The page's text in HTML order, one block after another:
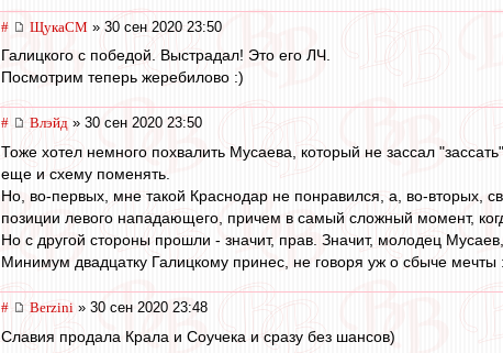
# ЩукаСМ » 30 сен 2020 23:50
Галицкого с победой. Выстрадал! Это его ЛЧ.
Посмотрим теперь жеребилово :)
# Влэйд » 30 сен 2020 23:50
Тоже хотел немного похвалить Мусаева, который не зассал
еще и схему поменять.
Но, во-первых, мне такой Краснодар не понравился, а, во-вторых,
позиции левого нападающего, причем в самый сложный момент,
Но с другой стороны прошли - значит, прав. Значит, молодец Мусаев,
Минимум двадцатку Галицкому принес, не говоря уж о сбыче мечты
# Berzini » 30 сен 2020 23:48
Славия продала Крала и Соучека и сразу без шансов)